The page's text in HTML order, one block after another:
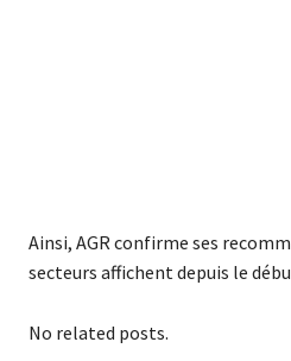
Ainsi, AGR confirme ses
secteurs affichent depuis le
No related posts.